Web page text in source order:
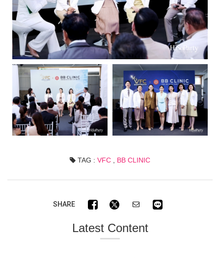
TAG : VFC BB CLINIC
SHARE
Latest Content